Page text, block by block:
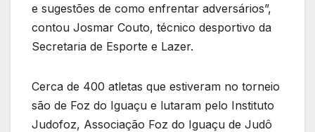
e sugestões de como enfrentar adversários”,
contou Josmar Couto, técnico desportivo da
Secretaria de Esporte e Lazer.
Cerca de 400 atletas que estiveram no torneio
são de Foz do Iguaçu e lutaram pelo Instituto
Judofoz, Associação Foz do Iguaçu de Judô